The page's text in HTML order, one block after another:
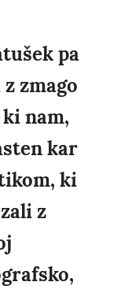
pa
zmago
nam,
kar
ki
z